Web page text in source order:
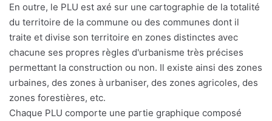
En outre, le PLU est axé sur une cartographie de la totalité
du territoire de la commune ou des communes dont il
traite et divise son territoire en zones distinctes avec
chacune ses propres règles d'urbanisme très précises
permettant la construction ou non. Il existe ainsi des zones
urbaines, des zones à urbaniser, des zones agricoles, des
zones forestières, etc.
Chaque PLU comporte une partie graphique composé